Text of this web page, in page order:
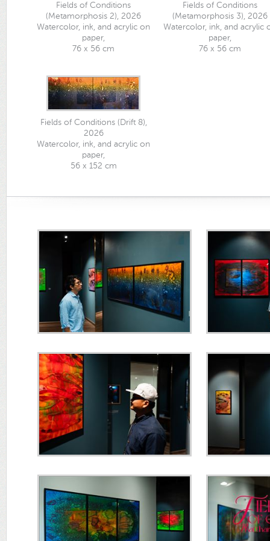
Fields of Conditions
(Metamorphosis 2), 2026
Watercolor, ink, and acrylic on
paper,
76 x 56 cm
Fields of Conditions
(Metamorphosis 3), 2026
Watercolor, ink, and acrylic
paper,
76 x 56 cm
Fields of Conditions (Drift 8),
2026
Watercolor, ink, and acrylic on
paper,
56 x 152 cm